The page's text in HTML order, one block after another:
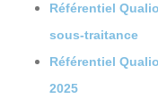
Référentiel
sous-traitance
Référentiel
2025